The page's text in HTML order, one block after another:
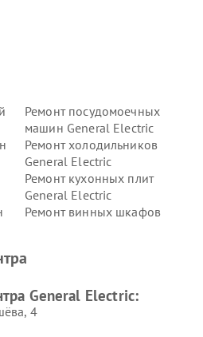
Ремонт посудомоечных
машин General Electric
Ремонт холодильников
General Electric
Ремонт кухонных плит
General Electric
Ремонт винных шкафов
General Electric
General Electric:
4